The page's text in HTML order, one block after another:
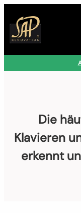
Inhalt
springen
Die
Klavieren
erkennt